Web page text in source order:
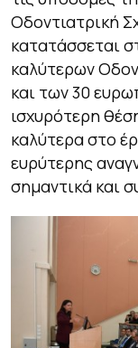
Οδοντιατρική
κατατάσσεται
καλύτερων
και των 30
ισχυρότερη
καλύτερα στο
ευρύτερης
σημαντικά και